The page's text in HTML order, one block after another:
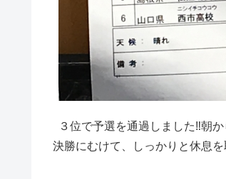
３位で予選を通過しました‼朝
決勝にむけて、しっかりと休息を